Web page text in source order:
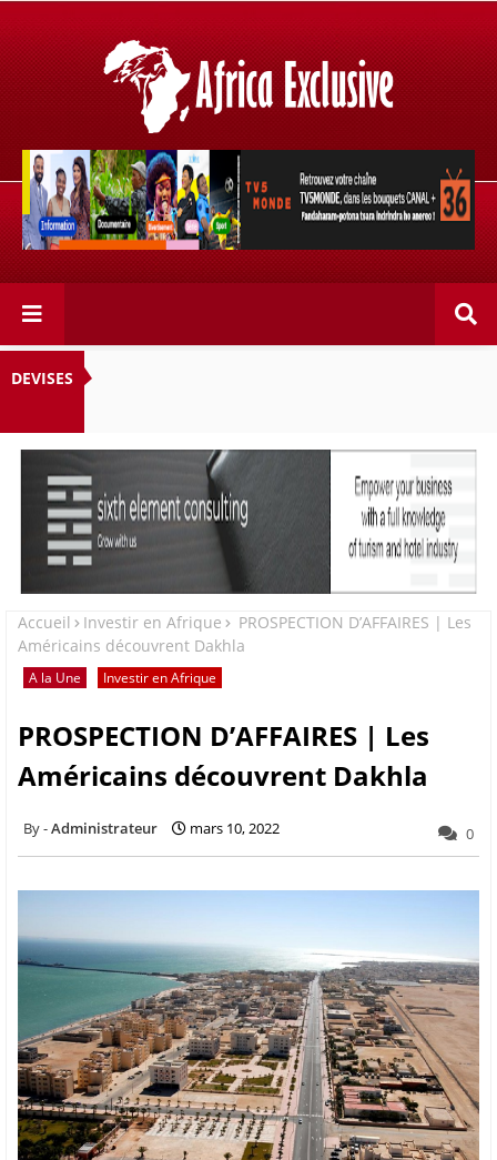
Retrouvez votre chaîne @TV5MONDE, dans les bouquets
CANAL+ 36 . Fandaharam-potoana tsara indrindra ho
anareo!
DEVISES
Accueil Investir en Afrique
PROSPECTION D’AFFAIRES | Les
Américains découvrent Dakhla
A la Une Investir en Afrique
PROSPECTION D’AFFAIRES | Les
Américains découvrent Dakhla
Administrateur mars 10, 2022 0